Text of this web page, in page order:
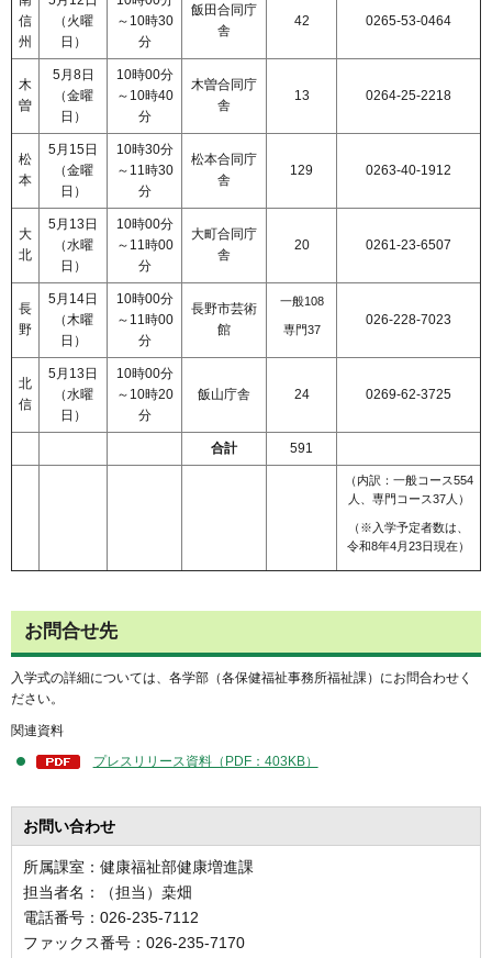
信
州
（火曜
日）
～10時30
分
飯田合同庁
舎
42 0265-53-0464
木
曽
5月8日
（金曜
日）
10時00分
～10時40
分
木曽合同庁
舎
13 0264-25-2218
松
本
5月15日
（金曜
日）
10時30分
～11時30
分
松本合同庁
舎
129 0263-40-1912
大
北
5月13日
（水曜
日）
10時00分
～11時00
分
大町合同庁
舎
20 0261-23-6507
長
野
5月14日
（木曜
日）
10時00分
～11時00
分
長野市芸術
館
一般108
専門37
026-228-7023
北
信
5月13日
（水曜
日）
10時00分
～10時20
分
飯山庁舎 24 0269-62-3725
合計 591
（内訳：一般コース554
人、専門コース37人）
（※入学予定者数は、
令和8年4月23日現在）
お問合せ先
入学式の詳細については、各学部（各保健福祉事務所福祉課）にお問合わせく
ださい。
関連資料
プレスリリース資料（PDF：403KB）
お問い合わせ
所属課室：健康福祉部健康増進課
担当者名：（担当）桒畑
電話番号：026-235-7112
ファックス番号：026-235-7170